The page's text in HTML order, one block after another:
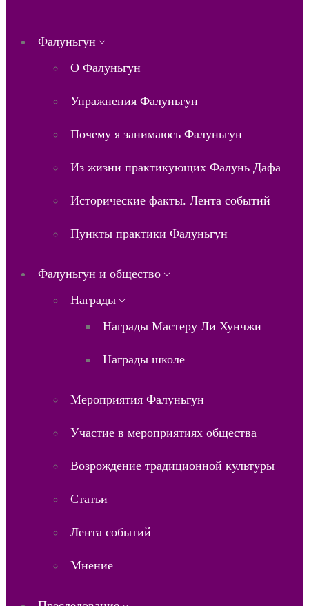
Фалуньгун
О Фалуньгун
Упражнения Фалуньгун
Почему я занимаюсь Фалуньгун
Из жизни практикующих Фалунь Дафа
Исторические факты. Лента событий
Пункты практики Фалуньгун
Фалуньгун и общество
Награды
Награды Мастеру Ли Хунчжи
Награды школе
Мероприятия Фалуньгун
Участие в мероприятиях общества
Возрождение традиционной культуры
Статьи
Лента событий
Мнение